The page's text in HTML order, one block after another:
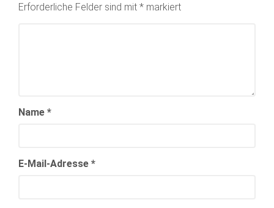
Erforderliche Felder sind mit * markiert
Name *
E-Mail-Adresse *